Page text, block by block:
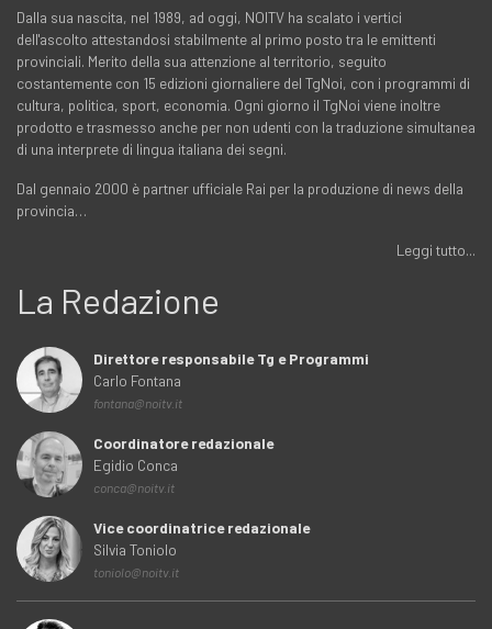
Dalla sua nascita, nel 1989, ad oggi, NOITV ha scalato i vertici
dell'ascolto attestandosi stabilmente al primo posto tra le emittenti
provinciali. Merito della sua attenzione al territorio, seguito
costantemente con 15 edizioni giornaliere del TgNoi, con i programmi di
cultura, politica, sport, economia. Ogni giorno il TgNoi viene inoltre
prodotto e trasmesso anche per non udenti con la traduzione simultanea
di una interprete di lingua italiana dei segni.
Dal gennaio 2000 è partner ufficiale Rai per la produzione di news della
provincia…
Leggi tutto...
La Redazione
Direttore responsabile Tg e Programmi
Carlo Fontana
fontana@noitv.it
Coordinatore redazionale
Egidio Conca
conca@noitv.it
Vice coordinatrice redazionale
Silvia Toniolo
toniolo@noitv.it